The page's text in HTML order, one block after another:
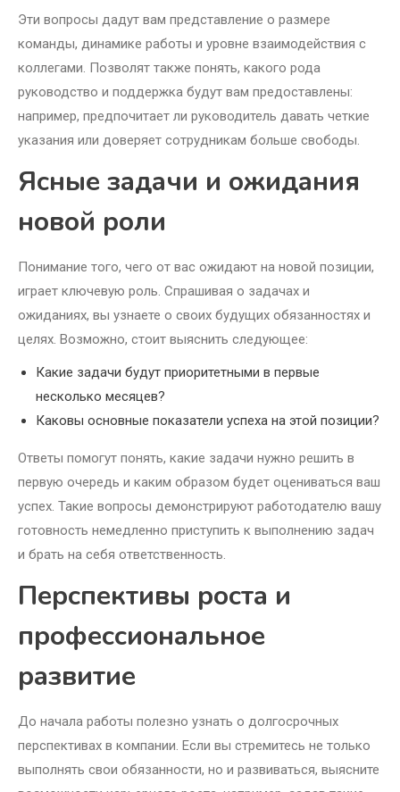
Эти вопросы дадут вам представление о размере
команды, динамике работы и уровне взаимодействия с
коллегами. Позволят также понять, какого рода
руководство и поддержка будут вам предоставлены:
например, предпочитает ли руководитель давать четкие
указания или доверяет сотрудникам больше свободы.
Ясные задачи и ожидания
новой роли
Понимание того, чего от вас ожидают на новой позиции,
играет ключевую роль. Спрашивая о задачах и
ожиданиях, вы узнаете о своих будущих обязанностях и
целях. Возможно, стоит выяснить следующее:
Какие задачи будут приоритетными в первые
несколько месяцев?
Каковы основные показатели успеха на этой позиции?
Ответы помогут понять, какие задачи нужно решить в
первую очередь и каким образом будет оцениваться ваш
успех. Такие вопросы демонстрируют работодателю вашу
готовность немедленно приступить к выполнению задач
и брать на себя ответственность.
Перспективы роста и
профессиональное
развитие
До начала работы полезно узнать о долгосрочных
перспективах в компании. Если вы стремитесь не только
выполнять свои обязанности, но и развиваться, выясните